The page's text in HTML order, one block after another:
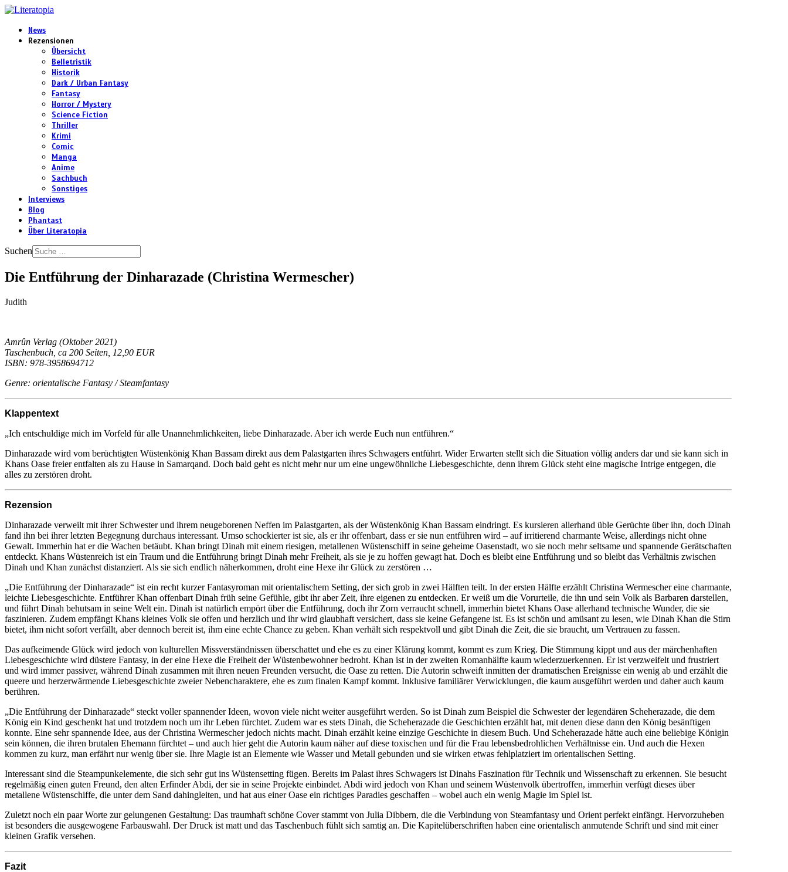
News
Rezensionen
Übersicht
Belletristik
Historik
Dark / Urban Fantasy
Fantasy
Horror / Mystery
Science Fiction
Thriller
Krimi
Comic
Manga
Anime
Sachbuch
Sonstiges
Interviews
Blog
Phantast
Über Literatopia
Suchen
Die Entführung der Dinharazade (Christina Wermescher)
Judith
Amrûn Verlag (Oktober 2021)
Taschenbuch, ca 200 Seiten, 12,90 EUR
ISBN: 978-3958694712
Genre: orientalische Fantasy / Steamfantasy
Klappentext
„Ich entschuldige mich im Vorfeld für alle Unannehmlichkeiten, liebe Dinharazade. Aber ich werde Euch nun entführen.“
Dinharazade wird vom berüchtigten Wüstenkönig Khan Bassam direkt aus dem Palastgarten ihres Schwagers entführt. Wider Erwarten stellt sich die Situation völlig anders dar und sie kann sich in
Khans Oase freier entfalten als zu Hause in Samarqand. Doch bald geht es nicht mehr nur um eine ungewöhnliche Liebesgeschichte, denn ihrem Glück steht eine magische Intrige entgegen, die
alles zu zerstören droht.
Rezension
Dinharazade verweilt mit ihrer Schwester und ihrem neugeborenen Neffen im Palastgarten, als der Wüstenkönig Khan Bassam eindringt. Es kursieren allerhand üble Gerüchte über ihn, doch Dinah
fand ihn bei ihrer letzten Begegnung durchaus interessant. Umso schockierter ist sie, als er ihr offenbart, dass er sie nun entführen wird – auf irritierend charmante Weise, allerdings nicht ohne
Gewalt. Immerhin hat er die Wachen betäubt. Khan bringt Dinah mit einem riesigen, metallenen Wüstenschiff in seine geheime Oasenstadt, wo sie noch mehr seltsame und spannende Gerätschaften
entdeckt. Khans Wüstenreich ist ein Traum und die Entführung bringt Dinah mehr Freiheit, als sie je zu hoffen gewagt hat. Doch es bleibt eine Entführung und so bleibt das Verhältnis zwischen
Dinah und Khan zunächst distanziert. Als sie sich endlich näherkommen, droht eine Hexe ihr Glück zu zerstören …
„Die Entführung der Dinharazade“ ist ein recht kurzer Fantasyroman mit orientalischem Setting, der sich grob in zwei Hälften teilt. In der ersten Hälfte erzählt Christina Wermescher eine charmante,
leichte Liebesgeschichte. Entführer Khan offenbart Dinah früh seine Gefühle, gibt ihr aber Zeit, ihre eigenen zu entdecken. Er weiß um die Vorurteile, die ihn und sein Volk als Barbaren darstellen,
und führt Dinah behutsam in seine Welt ein. Dinah ist natürlich empört über die Entführung, doch ihr Zorn verraucht schnell, immerhin bietet Khans Oase allerhand technische Wunder, die sie
faszinieren. Zudem empfängt Khans kleines Volk sie offen und herzlich und ihr wird glaubhaft versichert, dass sie keine Gefangene ist. Es ist schön und amüsant zu lesen, wie Dinah Khan die Stirn
bietet, ihm nicht sofort verfällt, aber dennoch bereit ist, ihm eine echte Chance zu geben. Khan verhält sich respektvoll und gibt Dinah die Zeit, die sie braucht, um Vertrauen zu fassen.
Das aufkeimende Glück wird jedoch von kulturellen Missverständnissen überschattet und ehe es zu einer Klärung kommt, kommt es zum Krieg. Die Stimmung kippt und aus der märchenhaften
Liebesgeschichte wird düstere Fantasy, in der eine Hexe die Freiheit der Wüstenbewohner bedroht. Khan ist in der zweiten Romanhälfte kaum wiederzuerkennen. Er ist verzweifelt und frustriert
und wird immer passiver, während Dinah zusammen mit ihren neuen Freunden versucht, die Oase zu retten. Die Autorin schweift inmitten der dramatischen Ereignisse ein wenig ab und erzählt die
queere und herzerwärmende Liebesgeschichte zweier Nebencharaktere, ehe es zum finalen Kampf kommt. Inklusive familiärer Verwicklungen, die kaum ausgeführt werden und daher auch kaum
berühren.
„Die Entführung der Dinharazade“ steckt voller spannender Ideen, wovon viele nicht weiter ausgeführt werden. So ist Dinah zum Beispiel die Schwester der legendären Scheherazade, die dem
König ein Kind geschenkt hat und trotzdem noch um ihr Leben fürchtet. Zudem war es stets Dinah, die Scheherazade die Geschichten erzählt hat, mit denen diese dann den König besänftigen
konnte. Eine sehr spannende Idee, aus der Christina Wermescher jedoch nichts macht. Dinah erzählt keine einzige Geschichte in diesem Buch. Und Scheherazade hätte auch eine beliebige Königin
sein können, die ihren brutalen Ehemann fürchtet – und auch hier geht die Autorin kaum näher auf diese toxischen und für die Frau lebensbedrohlichen Verhältnisse ein. Und auch die Hexen
kommen zu kurz, man erfährt nur wenig über sie. Ihre Magie ist an Elemente wie Wasser und Metall gebunden und sie wirken etwas fehlplatziert im orientalischen Setting.
Interessant sind die Steampunkelemente, die sich sehr gut ins Wüstensetting fügen. Bereits im Palast ihres Schwagers ist Dinahs Faszination für Technik und Wissenschaft zu erkennen. Sie besucht
regelmäßig einen guten Freund, den alten Erfinder Abdi, der sie in seine Projekte einbindet. Abdi wird jedoch von Khan und seinem Wüstenvolk übertroffen, immerhin verfügt dieses über
metallene Wüstenschiffe, die unter dem Sand dahingleiten, und hat aus einer Oase ein richtiges Paradies geschaffen – wobei auch ein wenig Magie im Spiel ist.
Zuletzt noch ein paar Worte zur gelungenen Gestaltung: Das traumhaft schöne Cover stammt von Julia Dibbern, die die Verbindung von Steamfantasy und Orient perfekt einfängt. Hervorzuheben
ist besonders die ausgewogene Farbauswahl. Der Druck ist matt und das Taschenbuch fühlt sich samtig an. Die Kapitelüberschriften haben eine orientalisch anmutende Schrift und sind mit einer
kleinen Grafik versehen.
Fazit